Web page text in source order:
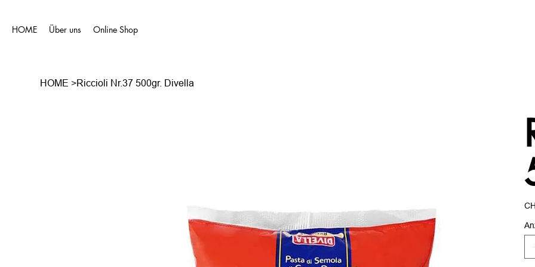
HOME Über uns Online Shop
HOME >Riccioli Nr.37 500gr. Divella